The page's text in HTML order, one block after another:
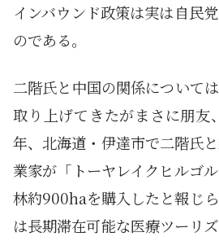
インバウンド政策は実は自民
のである。
二階氏と中国の関係について
取り上げてきたがまさに朋友
年、北海道・伊達市で二階氏
業家が「トーヤレイクヒルゴ
林約900haを購入したと報じ
は長期滞在可能な医療ツーリ